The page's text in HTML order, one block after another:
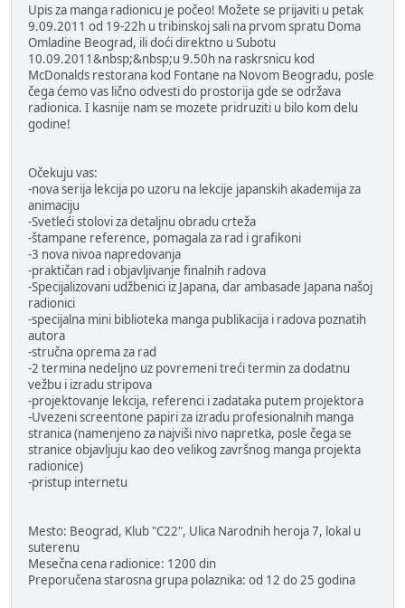
Upis za manga radionicu je počeo! Možete se prijaviti u petak
9.09.2011 od 19-22h u tribinskoj sali na prvom spratu Doma
Omladine Beograd, ili doći direktno u Subotu
10.09.2011&nbsp;&nbsp;u 9.50h na raskrsnicu kod
McDonalds restorana kod Fontane na Novom Beogradu, posle
čega ćemo vas lično odvesti do prostorija gde se održava
radionica. I kasnije nam se mozete pridruziti u bilo kom delu
godine!
Očekuju vas:
-nova serija lekcija po uzoru na lekcije japanskih akademija za
animaciju
-Svetleći stolovi za detaljnu obradu crteža
-štampane reference, pomagala za rad i grafikoni
-3 nova nivoa napredovanja
-praktičan rad i objavljivanje finalnih radova
-Specijalizovani udžbenici iz Japana, dar ambasade Japana našoj
radionici
-specijalna mini biblioteka manga publikacija i radova poznatih
autora
-stručna oprema za rad
-2 termina nedeljno uz povremeni treći termin za dodatnu
vežbu i izradu stripova
-projektovanje lekcija, referenci i zadataka putem projektora
-Uvezeni screentone papiri za izradu profesionalnih manga
stranica (namenjeno za najviši nivo napretka, posle čega se
stranice objavljuju kao deo velikog završnog manga projekta
radionice)
-pristup internetu
Mesto: Beograd, Klub "C22", Ulica Narodnih heroja 7, lokal u
suterenu
Mesečna cena radionice: 1200 din
Preporučena starosna grupa polaznika: od 12 do 25 godina